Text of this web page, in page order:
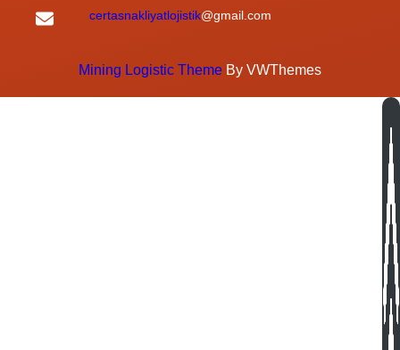
certasnakliyatlojistik@gmail.com
Mining Logistic Theme By VWThemes